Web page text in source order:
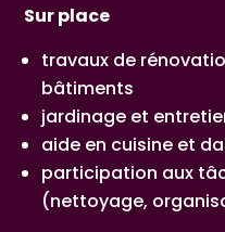
Sur place
travaux de
bâtiments
jardinage et
aide en cuisine et
participation aux
(nettoyage,